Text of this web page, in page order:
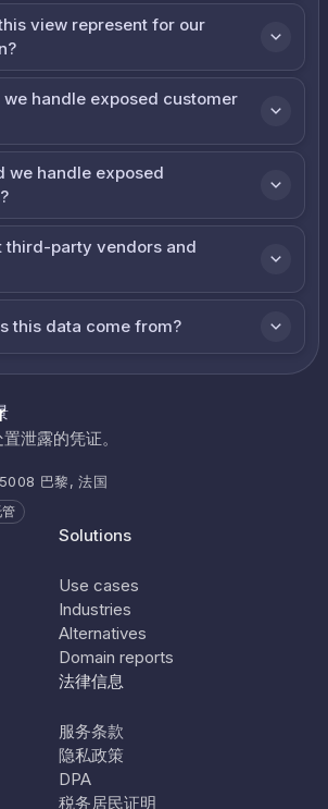
view represent for our
we handle exposed customer
we handle exposed
third-party vendors and
this data come from?
泄露的凭证。
巴黎, 法国
Solutions
Use cases
Industries
Alternatives
Domain reports
法律信息
服务条款
隐私政策
DPA
税务居民证明